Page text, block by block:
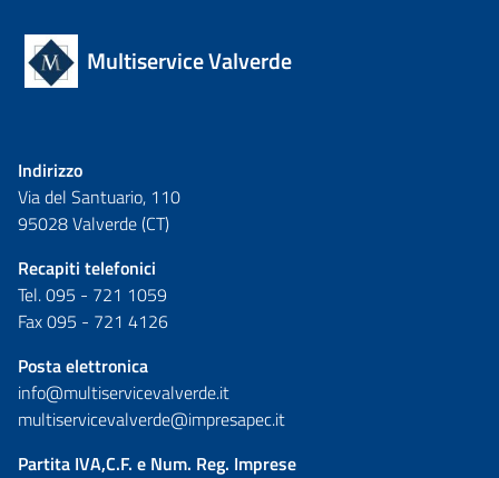
Multiservice Valverde
Indirizzo
Via del Santuario, 110
95028 Valverde (CT)
Recapiti telefonici
Tel. 095 - 721 1059
Fax 095 - 721 4126
Posta elettronica
info@multiservicevalverde.it
multiservicevalverde@impresapec.it
Partita IVA,C.F. e Num. Reg. Imprese